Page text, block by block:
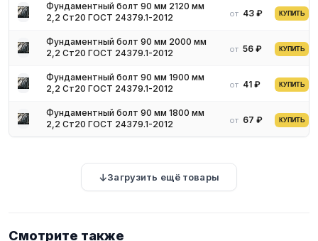
сэндвич-панели, кирпич, отделочные материалы.
Металлоконструкции быстро собираются на болтовых
соединениях.
Натяжение при сборке металлических конструкций
периодическая проверка корректности работы ключа в
соответствии с действующими нормами.
Фундаментный болт 90 мм 2120 мм
2,2 Ст20 ГОСТ 24379.1-2012
от 43 ₽ КУПИТЬ
Фундаментный болт 90 мм 2000 мм
2,2 Ст20 ГОСТ 24379.1-2012
от 56 ₽ КУПИТЬ
Фундаментный болт 90 мм 1900 мм
2,2 Ст20 ГОСТ 24379.1-2012
от 41 ₽ КУПИТЬ
Фундаментный болт 90 мм 1800 мм
2,2 Ст20 ГОСТ 24379.1-2012
от 67 ₽ КУПИТЬ
Загрузить ещё товары
Смотрите также